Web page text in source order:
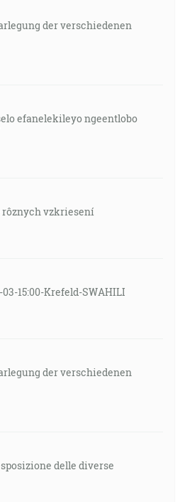
der verschiedenen
efanelekileyo ngeentlobo
rôznych vzkriesení
03-15:00-Krefeld-SWAHILI
der verschiedenen
delle diverse